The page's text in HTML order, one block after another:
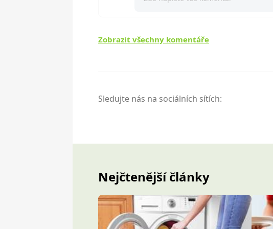
Zobrazit všechny komentáře
Sledujte nás na sociálních sítích:
Nejčtenější články